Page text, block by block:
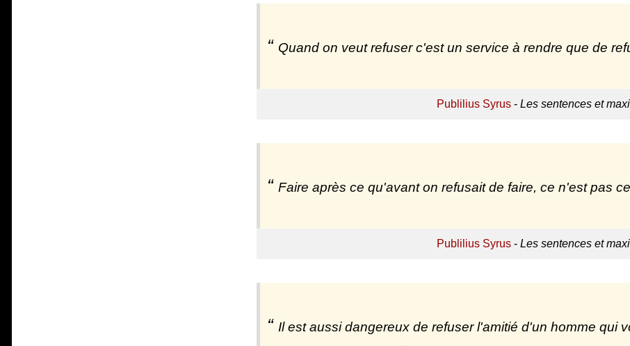
Quand on veut refuser c'est un service à rendre que de
Publilius Syrus - Les sentences et
Faire après ce qu'avant on refusait de faire, ce n'est pas
Publilius Syrus - Les sentences et
Il est aussi dangereux de refuser l'amitié d'un homme qui